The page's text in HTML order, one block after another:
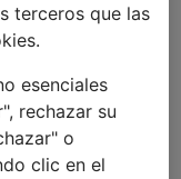
esta
para
se trata
terceros que las
esenciales
rechazar su
o
clic en el